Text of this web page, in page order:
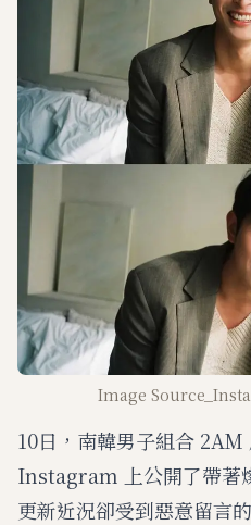
Image
10日，南韓男子組合
Instagram 上公開了帶著
更新近況卻受到惡意留言